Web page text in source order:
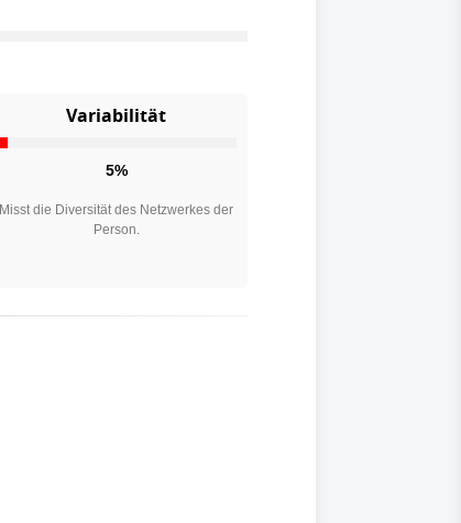
Variabilität
5%
Misst die Diversität des Netzwerkes der
Person.